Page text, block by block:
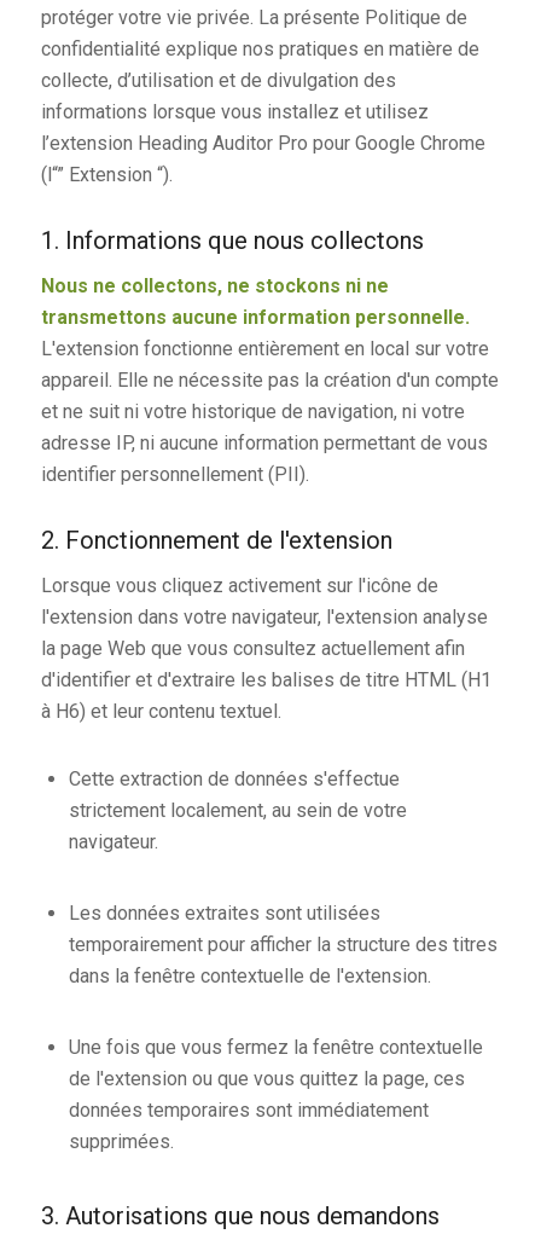
protéger votre vie privée. La présente Politique de
confidentialité explique nos pratiques en matière de
collecte, d’utilisation et de divulgation des
informations lorsque vous installez et utilisez
l’extension Heading Auditor Pro pour Google Chrome
(l“” Extension “).
1. Informations que nous collectons
Nous ne collectons, ne stockons ni ne
transmettons aucune information personnelle.
L'extension fonctionne entièrement en local sur votre
appareil. Elle ne nécessite pas la création d'un compte
et ne suit ni votre historique de navigation, ni votre
adresse IP, ni aucune information permettant de vous
identifier personnellement (PII).
2. Fonctionnement de l'extension
Lorsque vous cliquez activement sur l'icône de
l'extension dans votre navigateur, l'extension analyse
la page Web que vous consultez actuellement afin
d'identifier et d'extraire les balises de titre HTML (H1
à H6) et leur contenu textuel.
Cette extraction de données s'effectue
strictement localement, au sein de votre
navigateur.
Les données extraites sont utilisées
temporairement pour afficher la structure des titres
dans la fenêtre contextuelle de l'extension.
Une fois que vous fermez la fenêtre contextuelle
de l'extension ou que vous quittez la page, ces
données temporaires sont immédiatement
supprimées.
3. Autorisations que nous demandons